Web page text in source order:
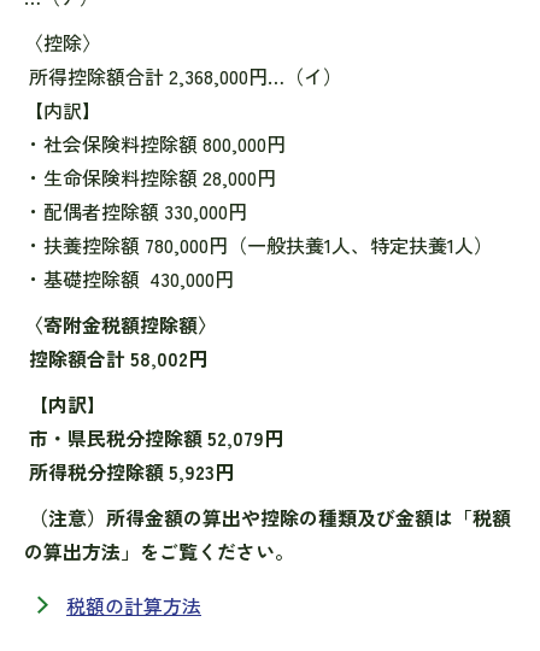
〈控除〉
所得控除額合計 2,368,000円…（イ）
【内訳】
・社会保険料控除額 800,000円
・生命保険料控除額 28,000円
・配偶者控除額 330,000円
・扶養控除額 780,000円（一般扶養1人、特定扶養1人）
・基礎控除額 430,000円
〈寄附金税額控除額〉
控除額合計 58,002円
【内訳】
市・県民税分控除額 52,079円
所得税分控除額 5,923円
（注意）所得金額の算出や控除の種類及び金額は「税額
の算出方法」をご覧ください。
税額の計算方法